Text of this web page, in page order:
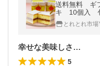
送料無料 ギ
キ 10個入
歌山 お土
縄県は送料
とれとれ市
幸せな美味しさ…
5